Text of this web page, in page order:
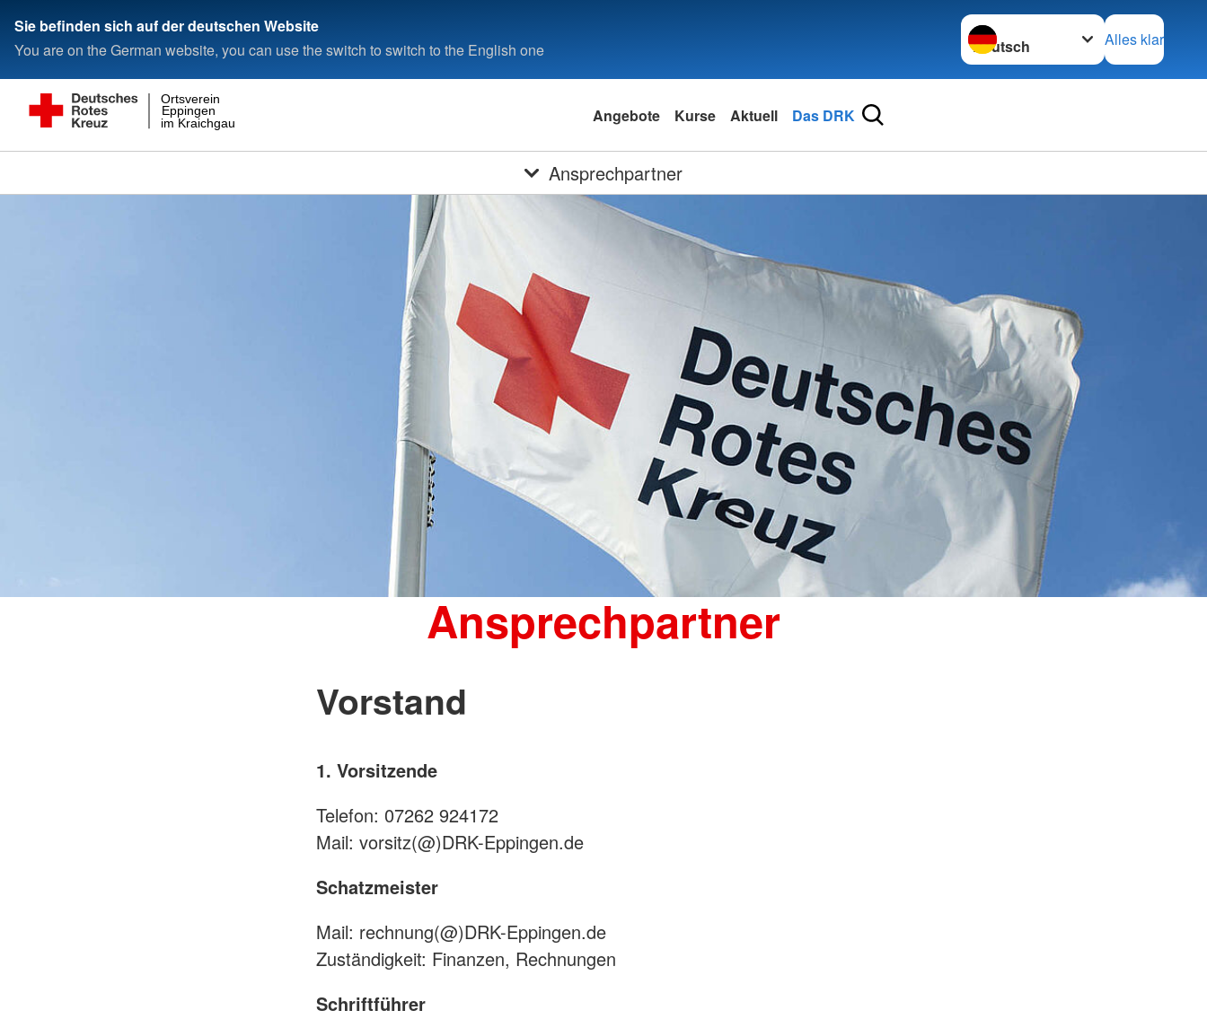
Sie befinden sich auf der deutschen Website
You are on the German website, you can use the switch to switch to the English one
Sprache wechseln zu
Alles klar
im Kraichgau
Eppingen
Ortsverein
Angebote Kurse Aktuell Das DRK
Ansprechpartner
Ansprechpartner
Vorstand
1. Vorsitzende
Telefon: 07262 924172
Mail: vorsitz(@)DRK-Eppingen.de
Schatzmeister
Mail: rechnung(@)DRK-Eppingen.de
Zuständigkeit: Finanzen, Rechnungen
Schriftführer